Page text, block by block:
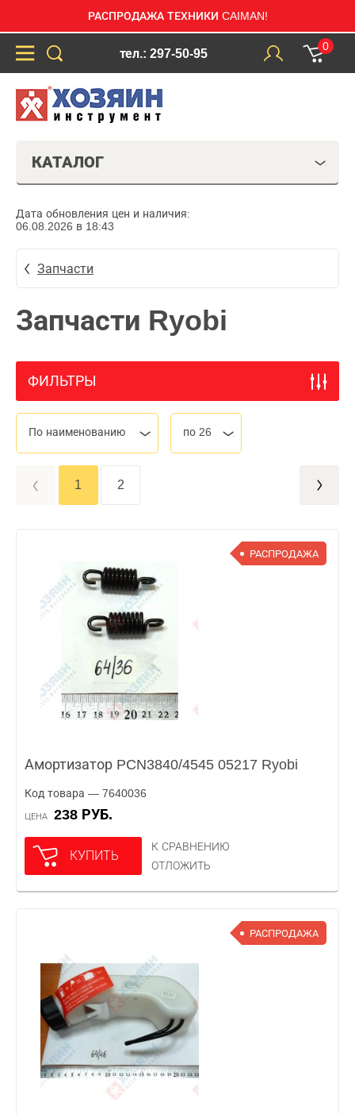
РАСПРОДАЖА ТЕХНИКИ CAIMAN!
тел.: 297-50-95
0
КАТАЛОГ
Дата обновления цен и наличия:
06.08.2026 в 18:43
Запчасти
Запчасти Ryobi
ФИЛЬТРЫ
По наименованию по 26
1 2
РАСПРОДАЖА
Амортизатор PCN3840/4545 05217 Ryobi
Код товара — 7640036
ЦЕНА 238 РУБ.
КУПИТЬ
К СРАВНЕНИЮ
ОТЛОЖИТЬ
РАСПРОДАЖА